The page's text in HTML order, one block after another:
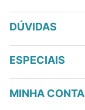
DÚVIDAS
ESPECIAIS
MINHA CONTA